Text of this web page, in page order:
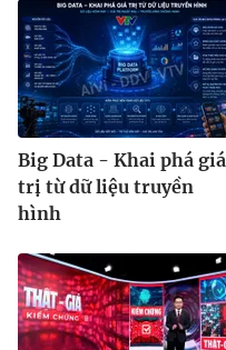
Big Data - Khai phá giá
trị từ dữ liệu truyền
hình